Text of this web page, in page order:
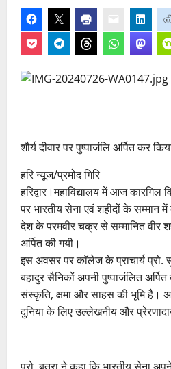
शौर्य दीवार पर पुष्पाजंलि अर्पित कर
हरि न्यूज/प्रमोद गिरि
हरिद्वार।महाविद्यालय में आज कारगिल
पर भारतीय सेना एवं शहीदों के सम्मान में
देश के परमवीर चक्र से सम्मानित वीर
अर्पित की गयी।
इस अवसर पर काॅलेज के प्राचार्य प्रो.
बहादुर सैनिकों अपनी पुष्पाजंलित
संस्कृति, क्षमा और साहस की भूमि है।
दुनिया के लिए उल्लेखनीय और